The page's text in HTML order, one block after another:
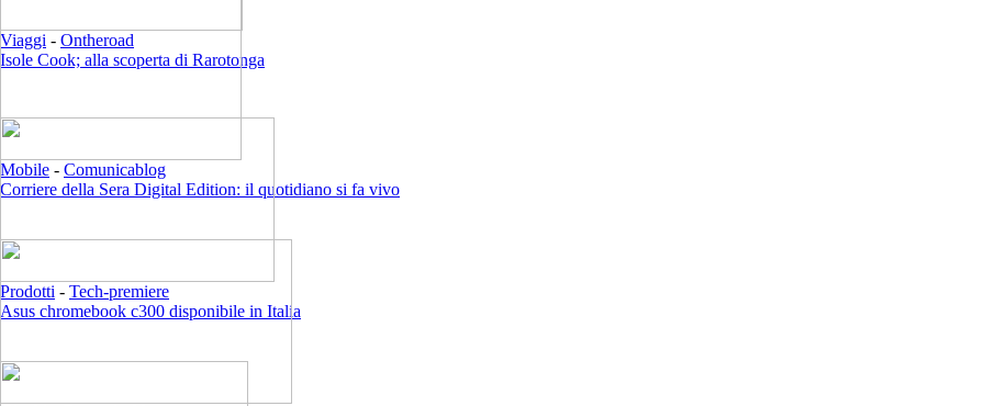
Viaggi - Ontheroad
Isole Cook; alla scoperta di Rarotonga
Mobile - Comunicablog
Corriere della Sera Digital Edition: il quotidiano si fa vivo
Prodotti - Tech-premiere
Asus chromebook c300 disponibile in Italia